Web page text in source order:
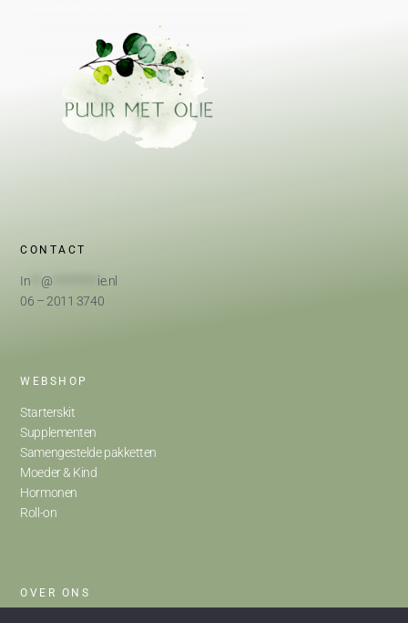
CONTACT
In @
ie.nl
06 – 2011 3740
WEBSHOP
Starterskit
Supplementen
Samengestelde pakketten
Moeder & Kind
Hormonen
Roll-on
OVER ONS